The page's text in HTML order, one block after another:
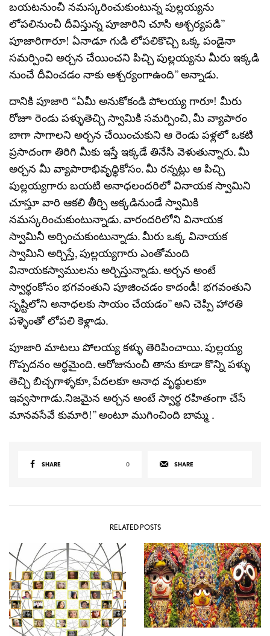
బయటనుంచీ నమస్కరించుకుంటున్న పుల్లయ్యను
లోపలినుంచీ దీవిస్తున్న పూజారిని చూసి ఆశ్చర్యపడి”
పూజారిగారూ! ఏనాడూ గుడి లోపలికొచ్చి ఒక్క పండైనా
సమర్పించి అర్చన చేయించని పిచ్చి పుల్లయ్యను మీరు ఇక్కడి
నుంచే దీవించడం నాకు ఆశ్చర్యంగాఉంది” అన్నాడు.
దానికి పూజారి “ఏమీ అనుకోకండి పోలయ్య గారూ! మీరు
రోజూ రెండు పళ్ళుతెచ్చి స్వామికి సమర్పించి, మీ వ్యాపారం
బాగా సాగాలని అర్చన చేయించుకుని ఆ రెండు పళ్లలో ఒకటి
ప్రసాదంగా తిరిగి మీకు ఇస్తే ఇక్కడే తినేసి వెళుతున్నారు. మీ
అర్చన మీ వ్యాపారాభివృధ్ధికోసం. మీ రన్నట్లు ఆ పిచ్చి
పుల్లయ్యగారు బయటి అనాధలందరిలో వినాయక స్వామిని
చూస్తూ వారి ఆకలి తీర్చి అక్కడినుండే స్వామికి
నమస్కరించుకుంటున్నాడు. వారందరిలోని వినాయక
స్వామినీ అర్చించుకుంటున్నాడు. మీరు ఒక్క వినాయక
స్వామిని అర్చిస్తే, పుల్లయ్యగారు ఎంతోమంది
వినాయకస్వాములను అర్చిస్తున్నాడు. అర్చన అంటే
స్వార్ధంకోసం భగవంతుని పూజించడం కాదండీ! భగవంతుని
సృష్టిలోని అనాధలకు సాయం చేయడం” అని చెప్పి హారతి
పళ్ళెంతో లోపలి కెళ్లాడు.
పూజారి మాటలు పోలయ్య కళ్ళు తెరిపించాయి. పుల్లయ్య
గొప్పదనం అర్థమైంది. ఆరోజునుంచీ తాను కూడా కొన్ని పళ్ళు
తెచ్చి బిచ్చగాళ్ళకూ, పేదలకూ అనాధ వృధ్ధులకూ
ఇవ్వసాగాడు.నిజమైన అర్చన అంటే స్వార్థ రహితంగా చేసే
మానవసేవే కుమారి!” అంటూ ముగించింది బామ్మ .
SHARE 0 SHARE
RELATED POSTS